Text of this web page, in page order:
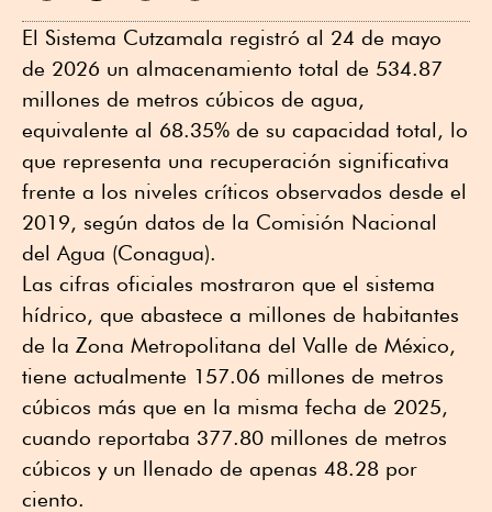
El Sistema Cutzamala registró al 24 de mayo
de 2026 un almacenamiento total de 534.87
millones de metros cúbicos de agua,
equivalente al 68.35% de su capacidad total, lo
que representa una recuperación significativa
frente a los niveles críticos observados desde el
2019, según datos de la Comisión Nacional
del Agua (Conagua).
Las cifras oficiales mostraron que el sistema
hídrico, que abastece a millones de habitantes
de la Zona Metropolitana del Valle de México,
tiene actualmente 157.06 millones de metros
cúbicos más que en la misma fecha de 2025,
cuando reportaba 377.80 millones de metros
cúbicos y un llenado de apenas 48.28 por
ciento.